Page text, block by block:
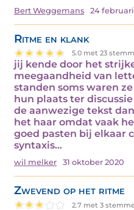
Bert Weggemans 24
Ritme en klank
5.0 met 23
jij kende door het
meegaandheid van
standen soms waren
hun plaats ter
de aanwezige tekst
het haar omdat vaak
goed pasten bij elkaar
syntaxis…
wil melker 31 oktober 2020
Zwevend op het ritme
2.7 met 3